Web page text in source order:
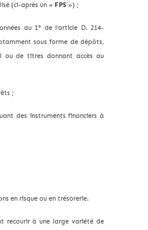
(ci-après un « FPS ») ;
au 1° de l’article D. 214-
sous forme de dépôts,
ou de titres donnant accès au
;
des instruments financiers à
en risque ou en trésorerie.
recourir à une large variété de